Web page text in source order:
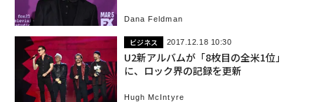
Dana Feldman
ビジネス 2017.12.18 10:30
U2新アルバムが「8枚目の全米1位」
に、ロック界の記録を更新
Hugh McIntyre